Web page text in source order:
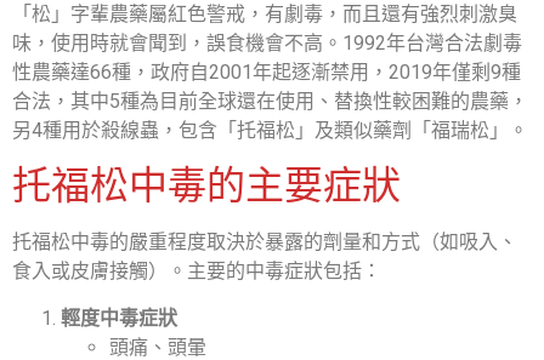
「松」字輩農藥屬紅色警戒，有劇毒，而且還有強烈刺激臭
味，使用時就會聞到，誤食機會不高。1992年台灣合法劇毒
性農藥達66種，政府自2001年起逐漸禁用，2019年僅剩9種
合法，其中5種為目前全球還在使用、替換性較困難的農藥，
另4種用於殺線蟲，包含「托福松」及類似藥劑「福瑞松」。
托福松中毒的主要症狀
托福松中毒的嚴重程度取決於暴露的劑量和方式（如吸入、
食入或皮膚接觸）。主要的中毒症狀包括：
輕度中毒症狀
頭痛、頭暈